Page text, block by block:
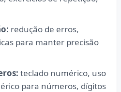
redução de erros,
para manter precisão
teclado numérico, uso
para números, dígitos